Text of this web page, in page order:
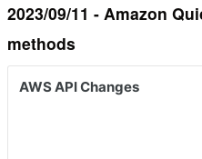
2023/09/11 - Amazon
methods